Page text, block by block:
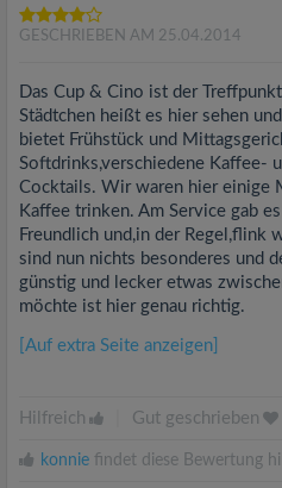
GESCHRIEBEN AM 25.04.2014
Das Cup & Cino ist der
Städtchen heißt es hier sehen
bietet Frühstück und
Softdrinks,verschiedene Kaffee-
Cocktails. Wir waren hier einige
Kaffee trinken. Am Service gab
Freundlich und,in der Regel,flink
sind nun nichts besonderes und
günstig und lecker etwas
möchte ist hier genau richtig.
[Auf extra Seite anzeigen]
Hilfreich Gut geschrieben
konnie findet diese Bewertung